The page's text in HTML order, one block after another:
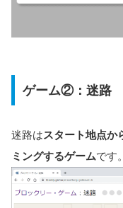
ゲーム②：迷路
迷路はスタート地点か
ミングするゲームです。